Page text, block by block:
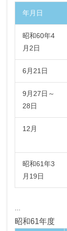
年月日
昭和60年4
月2日
6月21日
9月27日～
28日
12月
昭和61年3
月19日
昭和61年度